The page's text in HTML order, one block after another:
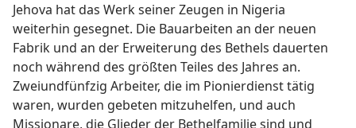
Jehova hat das Werk seiner Zeugen in Nigeria
weiterhin gesegnet. Die Bauarbeiten an der neuen
Fabrik und an der Erweiterung des Bethels dauerten
noch während des größten Teiles des Jahres an.
Zweiundfünfzig Arbeiter, die im Pionierdienst tätig
waren, wurden gebeten mitzuhelfen, und auch
Missionare, die Glieder der Bethelfamilie sind und